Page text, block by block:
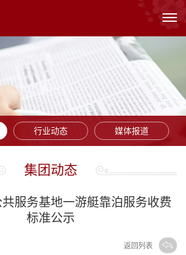
行业动态 媒体报道
集团动态
服务基地一游艇靠泊服务收费
标准公示
返回列表